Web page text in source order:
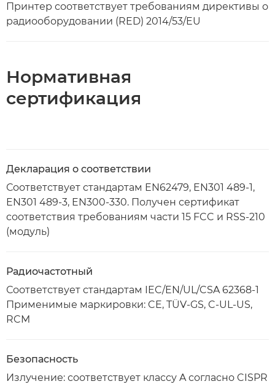
Принтер соответствует требованиям директивы о
радиооборудовании (RED) 2014/53/EU
Нормативная
сертификация
Декларация о соответствии
Соответствует стандартам EN62479, EN301 489-1,
EN301 489-3, EN300-330. Получен сертификат
соответствия требованиям части 15 FCC и RSS-210
(модуль)
Радиочастотный
Соответствует стандартам IEC/EN/UL/CSA 62368-1
Применимые маркировки: CE, TÜV-GS, C-UL-US,
RCM
Безопасность
Излучение: соответствует классу A согласно CISPR